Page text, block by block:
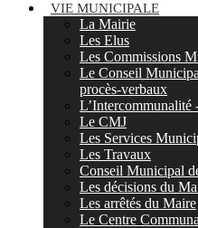
VIE MUNICIPALE
La Mairie
Les Elus
Les Commissions
Le Conseil
procès-verbaux
Le CMJ
Les Services
Les Travaux
Conseil Municipal
Les décisions du
Les arrêtés du Maire
Le Centre